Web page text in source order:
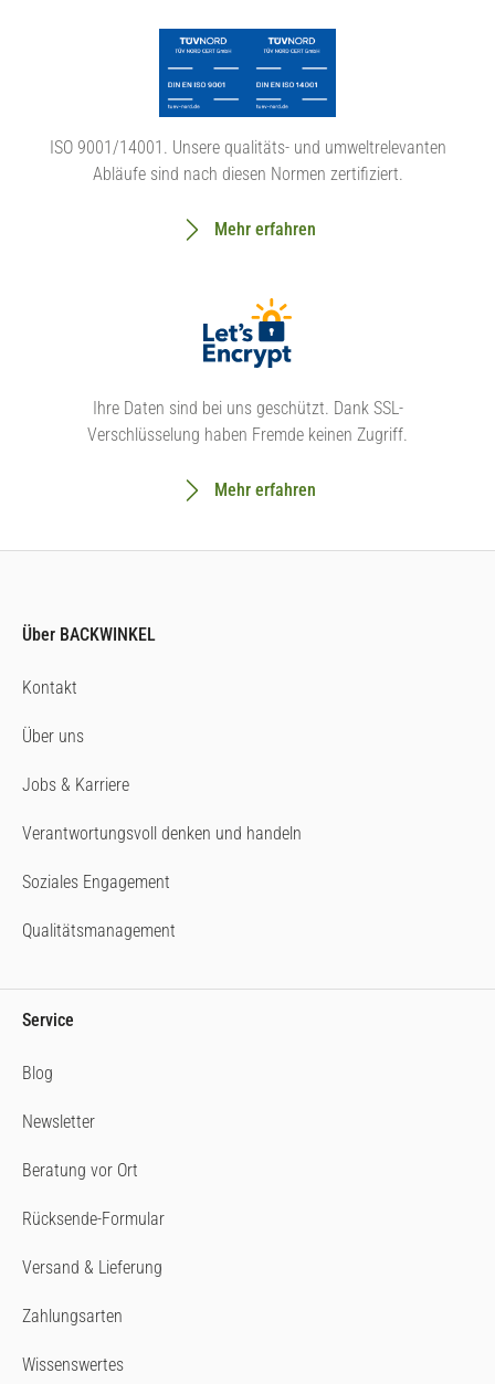
ISO 9001/14001. Unsere qualitäts- und umweltrelevanten
Abläufe sind nach diesen Normen zertifiziert.
Mehr erfahren
Ihre Daten sind bei uns geschützt. Dank SSL-
Verschlüsselung haben Fremde keinen Zugriff.
Mehr erfahren
Über BACKWINKEL
Kontakt
Über uns
Jobs & Karriere
Verantwortungsvoll denken und handeln
Soziales Engagement
Qualitätsmanagement
Service
Blog
Newsletter
Beratung vor Ort
Rücksende-Formular
Versand & Lieferung
Zahlungsarten
Wissenswertes